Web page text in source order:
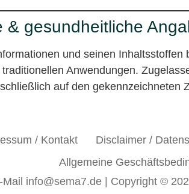
& gesundheitliche
und seinen
Anwendungen.
auf den
/ Kontakt Disclaimer /
Allgemeine
Mail info@sema7.de | Copyright ©